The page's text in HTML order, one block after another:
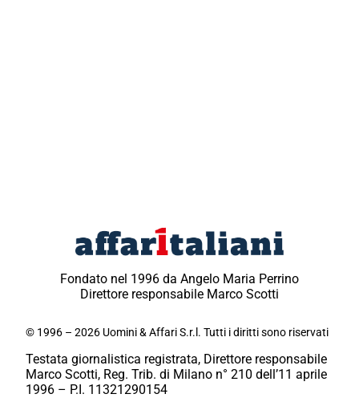
Fondato nel 1996 da Angelo Maria Perrino
Direttore responsabile Marco Scotti
© 1996 – 2026 Uomini & Affari S.r.l. Tutti i diritti sono riservati
Testata giornalistica registrata, Direttore responsabile
Marco Scotti, Reg. Trib. di Milano n° 210 dell’11 aprile
1996 – P.I. 11321290154